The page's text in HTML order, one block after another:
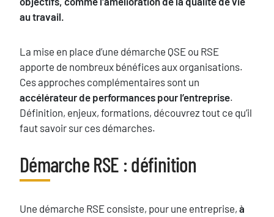
au travail.
La mise en place d’une démarche QSE ou RSE
apporte de nombreux bénéfices aux organisations.
Ces approches complémentaires sont un
accélérateur de performances pour l’entreprise.
Définition, enjeux, formations, découvrez tout ce qu’il
faut savoir sur ces démarches.
Titre
Démarche RSE : définition
Texte
Une démarche RSE consiste, pour une entreprise, à